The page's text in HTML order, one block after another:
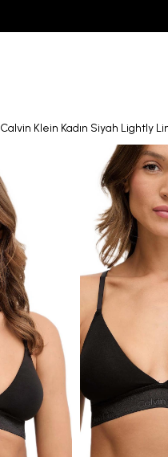
Calvin Klein Kadın Siyah Lightly